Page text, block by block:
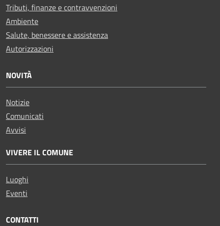
Tributi, finanze e contravvenzioni
Ambiente
Salute, benessere e assistenza
Autorizzazioni
NOVITÀ
Notizie
Comunicati
Avvisi
VIVERE IL COMUNE
Luoghi
Eventi
CONTATTI